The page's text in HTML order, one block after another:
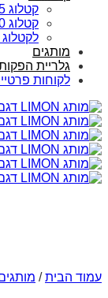
קטלוג 5-15 ₪
קטלוג 20-30 ₪
לקטלוג
מותגים
גלריית
לקוחות
עמוד הבית /